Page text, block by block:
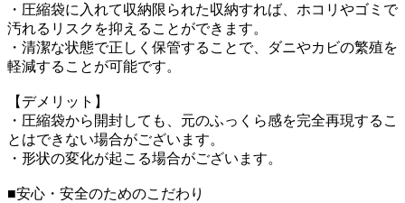
・圧縮袋に入れて収納限られた収納すれば、ホコリやゴミで
汚れるリスクを抑えることができます。
・清潔な状態で正しく保管することで、ダニやカビの繁殖を
軽減することが可能です。
【デメリット】
・圧縮袋から開封しても、元のふっくら感を完全再現するこ
とはできない場合がございます。
・形状の変化が起こる場合がございます。
■安心・安全のためのこだわり